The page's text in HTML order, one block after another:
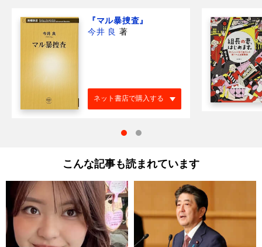
『マル暴捜査』
今井 良 著
ネット書店で購入する
こんな記事も読まれています